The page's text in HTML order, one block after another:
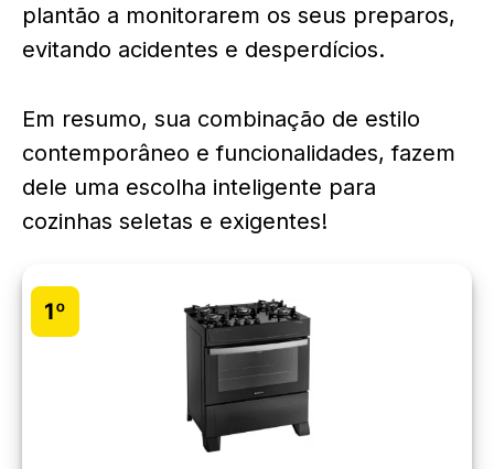
plantão a monitorarem os seus preparos,
evitando acidentes e desperdícios.
Em resumo, sua combinação de estilo
contemporâneo e funcionalidades, fazem
dele uma escolha inteligente para
cozinhas seletas e exigentes!
1º